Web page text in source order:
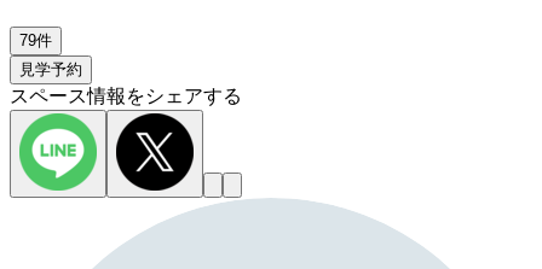
79件
見学予約
スペース情報をシェアする